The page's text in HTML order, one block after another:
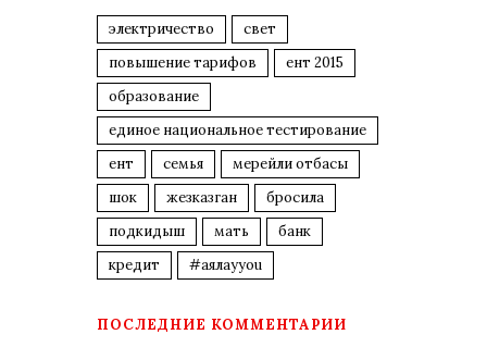
электричество
свет
повышение тарифов
ент 2015
образование
единое национальное тестирование
ент
семья
мерейли отбасы
шок
жезказган
бросила
подкидыш
мать
банк
кредит
#аялауyou
ПОСЛЕДНИЕ КОММЕНТАРИИ